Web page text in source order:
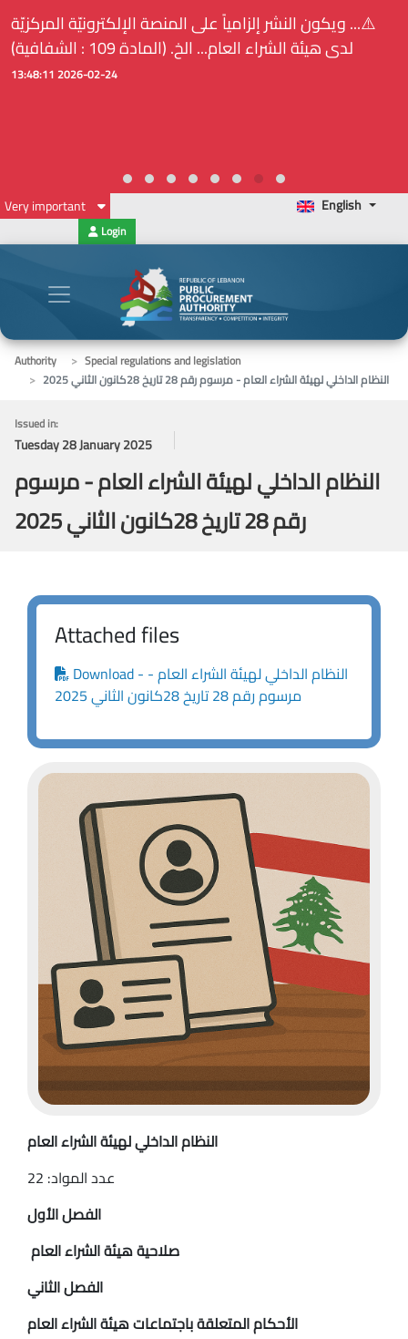
⚠️... ويكون النشر إلزامياً على المنصة الإلكترونيّة المركزيّة
لدى هيئة الشراء العام... الخ. (المادة 109 : الشفافية)
2026-02-24 13:48:11
Very important English
Login
Authority
Special regulations and legislation
النظام الداخلي لهيئة الشراء العام - مرسوم رقم 28 تاريخ 28كانون الثاني 2025
Issued in:
Tuesday 28 January 2025
النظام الداخلي لهيئة الشراء العام - مرسوم
رقم 28 تاريخ 28كانون الثاني 2025
Attached files
Download - النظام الداخلي لهيئة الشراء العام -
مرسوم رقم 28 تاريخ 28كانون الثاني 2025
النظام الداخلي لهيئة الشراء العام
عدد المواد: 22
الفصل الأول
صلاحية هيئة الشراء العام
الفصل الثاني
الأحكام المتعلقة باجتماعات هيئة الشراء العام